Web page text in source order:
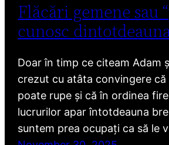
Flăcări gemene sau
cunosc
Doar în timp ce citeam Adam
crezut cu atâta convingere că
poate rupe și că în ordinea
lucrurilor apar întotdeauna
suntem prea ocupați ca să le